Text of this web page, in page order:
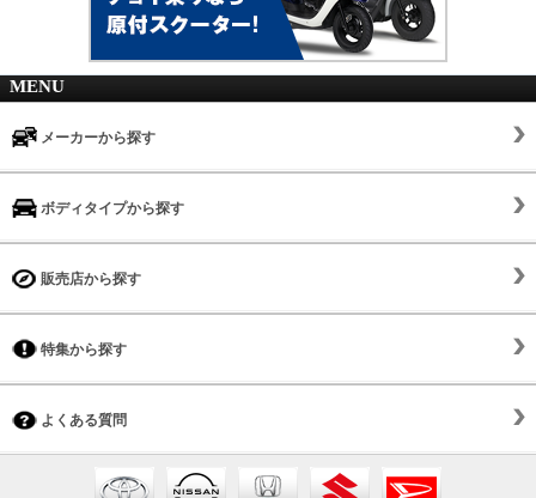
MENU
メーカーから探す
ボディタイプから探す
販売店から探す
特集から探す
よくある質問